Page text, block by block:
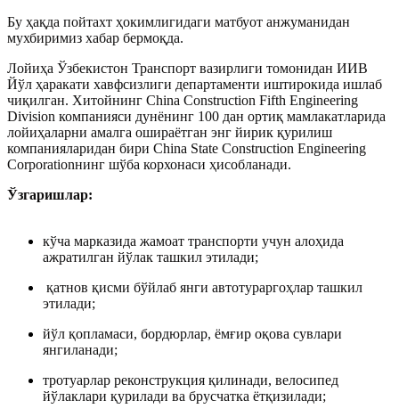
Бу ҳақда пойтахт ҳокимлигидаги матбуот анжуманидан
мухбиримиз хабар бермоқда.
Лойиҳа Ўзбекистон Транспорт вазирлиги томонидан ИИВ
Йўл ҳаракати хавфсизлиги департаменти иштирокида ишлаб
чиқилган. Хитойнинг China Construction Fifth Engineering
Division компанияси дунёнинг 100 дан ортиқ мамлакатларида
лойиҳаларни амалга ошираётган энг йирик қурилиш
компанияларидан бири China State Construction Engineering
Corporationнинг шўба корхонаси ҳисобланади.
Ўзгаришлар:
кўча марказида жамоат транспорти учун алоҳида
ажратилган йўлак ташкил этилади;
қатнов қисми бўйлаб янги автотураргоҳлар ташкил
этилади;
йўл қопламаси, бордюрлар, ёмғир оқова сувлари
янгиланади;
тротуарлар реконструкция қилинади, велосипед
йўлаклари қурилади ва брусчатка ётқизилади;